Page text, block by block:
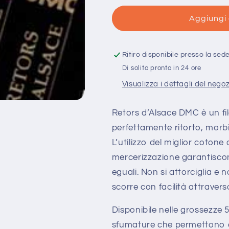
per
d&#39;Alsazia
12
-
Retors
d&#39;Alsace
per
Ritorto
12
-
Aggiungi
Ritiro disponibile presso la
Di solito pronto in 24 ore
Visualizza i dettagli del
Retors d’Alsace DMC è un
perfettamente ritorto,
L’utilizzo del miglior
mercerizzazione
eguali. Non si attorciglia e
scorre con facilità
Disponibile nelle grossezze
sfumature che permettono